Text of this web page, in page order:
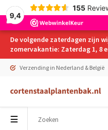
9,4
155
De volgende zaterdagen zijn
zomervakantie: Zaterdag 1, 8
Verzending in Nederland & België